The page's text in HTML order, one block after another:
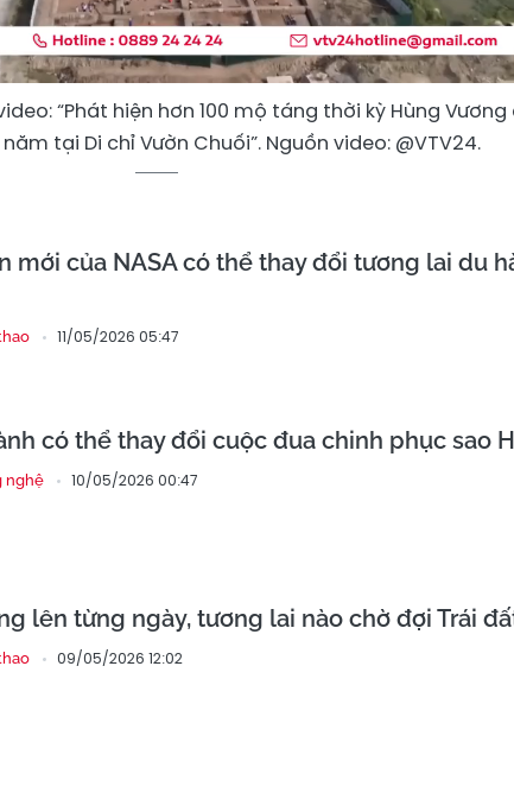
“Phát hiện hơn 100 mộ táng thời kỳ Hùng Vương
tại Di chỉ Vườn Chuối”. Nguồn video: @VTV24.
mới của NASA có thể thay đổi tương lai du
11/05/2026 05:47
có thể thay đổi cuộc đua chinh phục sao
nghệ 10/05/2026 00:47
lên từng ngày, tương lai nào chờ đợi Trái
09/05/2026 12:02